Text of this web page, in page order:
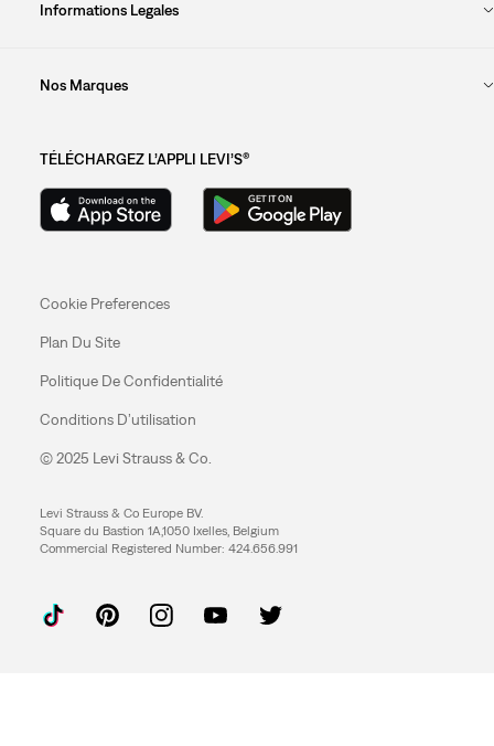
Informations Legales
Nos Marques
TÉLÉCHARGEZ L’APPLI LEVI’S®
Cookie Preferences
Plan Du Site
Politique De Confidentialité
Conditions D’utilisation
© 2025 Levi Strauss & Co.
Levi Strauss & Co Europe BV.
Square du Bastion 1A,1050 Ixelles, Belgium
Commercial Registered Number: 424.656.991